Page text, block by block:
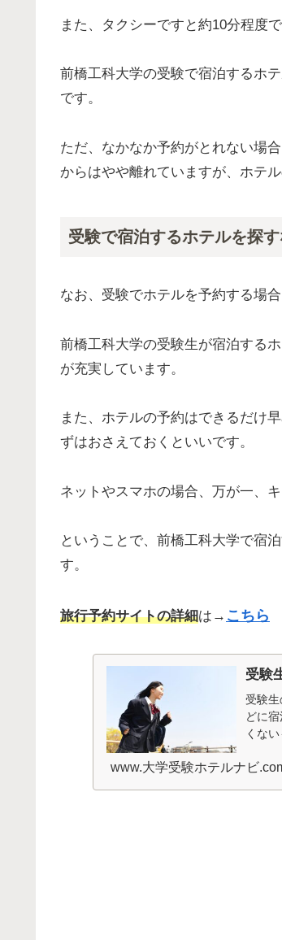
また、タクシーですと約10分程度で
前橋工科大学の受験で宿泊するホ
です。
ただ、なかなか予約がとれない場
からはやや離れていますが、ホテ
受験で宿泊するホテルを探す
なお、受験でホテルを予約する場
前橋工科大学の受験生が宿泊する
が充実しています。
また、ホテルの予約はできるだけ
ずはおさえておくといいです。
ネットやスマホの場合、万が一、
ということで、前橋工科大学で宿
す。
旅行予約サイトの詳細は→ こちら
受験
受験生
どに
くな
www.大学受験ホテルナビ